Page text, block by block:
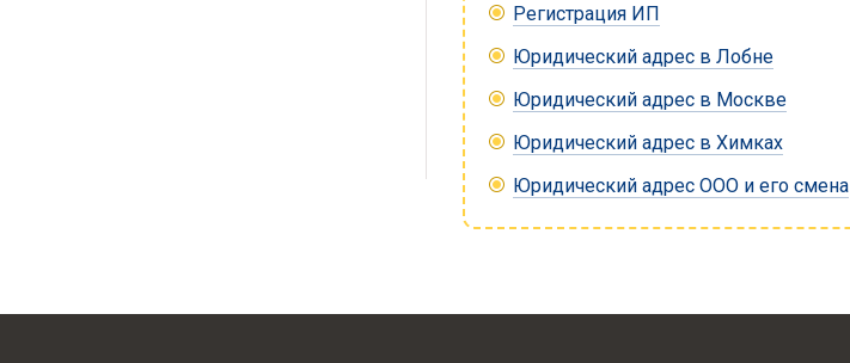
Регистрация ИП
Юридический адрес в Лобне
Юридический адрес в Москве
Юридический адрес в Химках
Юридический адрес ООО и его смена